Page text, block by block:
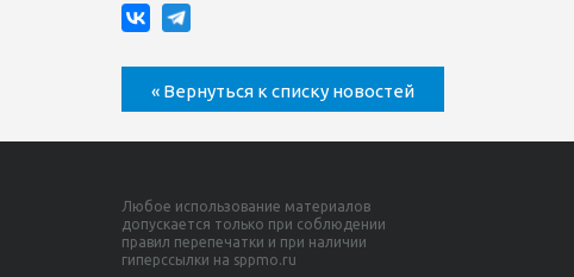
« Вернуться к списку новостей
Любое использование материалов
допускается только при соблюдении
правил перепечатки и при наличии
гиперссылки на sppmo.ru